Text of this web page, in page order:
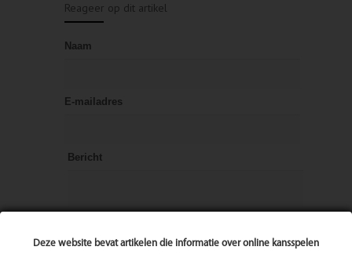
Deze website bevat artikelen die informatie over online kansspelen
Reageer op dit artikel
Naam
E-mailadres
Bericht